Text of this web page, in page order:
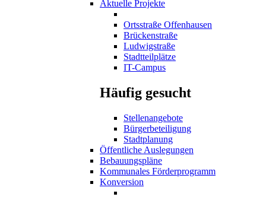
Aktuelle Projekte
Ortsstraße Offenhausen
Brückenstraße
Ludwigstraße
Stadtteilplätze
IT-Campus
Häufig gesucht
Stellenangebote
Bürgerbeteiligung
Stadtplanung
Öffentliche Auslegungen
Bebauungspläne
Kommunales Förderprogramm
Konversion